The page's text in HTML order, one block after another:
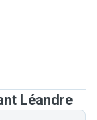
Léandre